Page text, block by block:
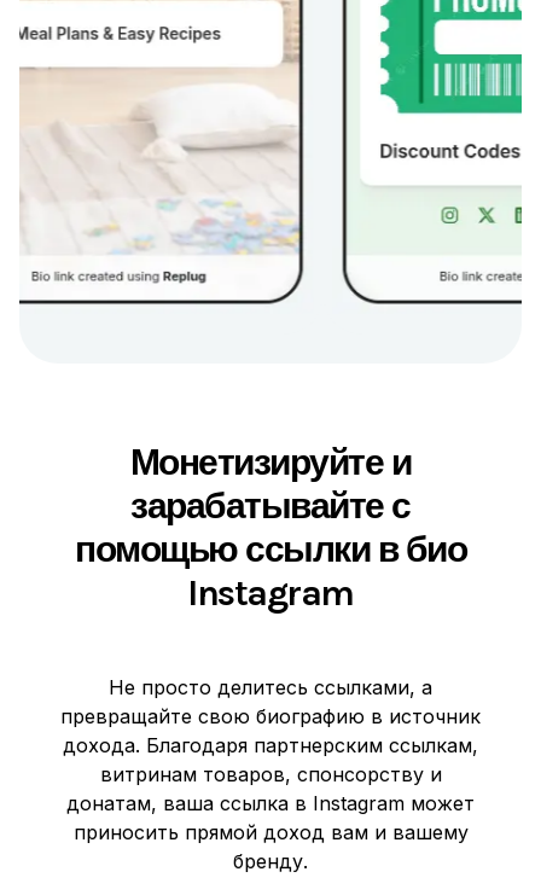
Монетизируйте и
зарабатывайте с
помощью ссылки в био
Instagram
Не просто делитесь ссылками, а
превращайте свою биографию в источник
дохода. Благодаря партнерским ссылкам,
витринам товаров, спонсорству и
донатам, ваша ссылка в Instagram может
приносить прямой доход вам и вашему
бренду.